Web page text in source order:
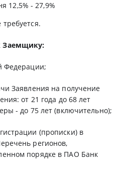
12,5% - 27,9%
Заемщику:
Федерации;
Заявления на получение
от 21 года до 68 лет
- до 75 лет (включительно);
(прописки) в
регионов,
порядке в ПАО Банк